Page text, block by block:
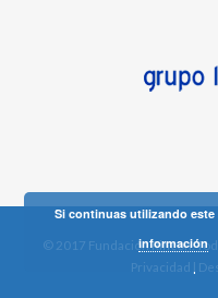
© 2017 Fundación Rincón.
Privacidad |
Si continuas utilizando
información